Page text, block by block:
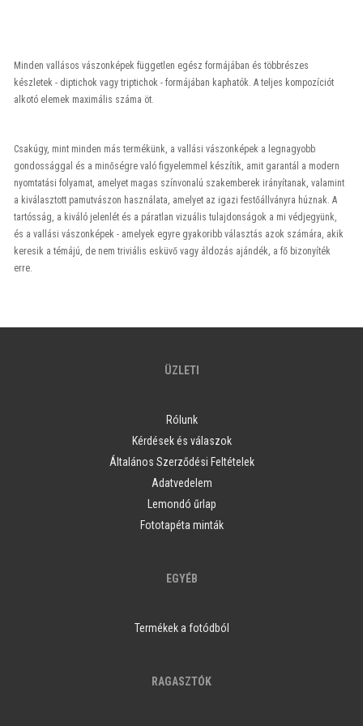
Minden vallásos vászonképek független egész formájában és többrészes
készletek - diptichok vagy triptichok - formájában kaphatók. A teljes kompozíciót
alkotó elemek maximális száma öt.
Csakúgy, mint minden más termékünk, a vallási vászonképek a legnagyobb
gondossággal és a minőségre való figyelemmel készítik, amit garantál a modern
nyomtatási folyamat, amelyet magas színvonalú szakemberek irányítanak, valamint
a kiválasztott pamutvászon használata, amelyet az igazi festőállványra húznak. A
tartósság, a kiváló jelenlét és a páratlan vizuális tulajdonságok a mi védjegyünk,
és a vallási vászonképek - amelyek egyre gyakoribb választás azok számára, akik
keresik a témájú, de nem triviális esküvő vagy áldozás ajándék, a fő bizonyíték
erre.
ÜZLETI
Rólunk
Kérdések és válaszok
Általános Szerződési Feltételek
Adatvedelem
Lemondó űrlap
Fototapéta minták
EGYÉB
Termékek a fotódból
RAGASZTÓK